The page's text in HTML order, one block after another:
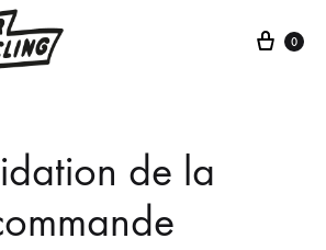
Cart
0
de la